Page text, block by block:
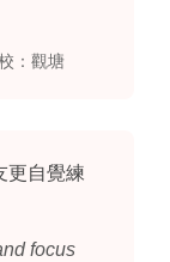
：觀塘
更自覺練
focus